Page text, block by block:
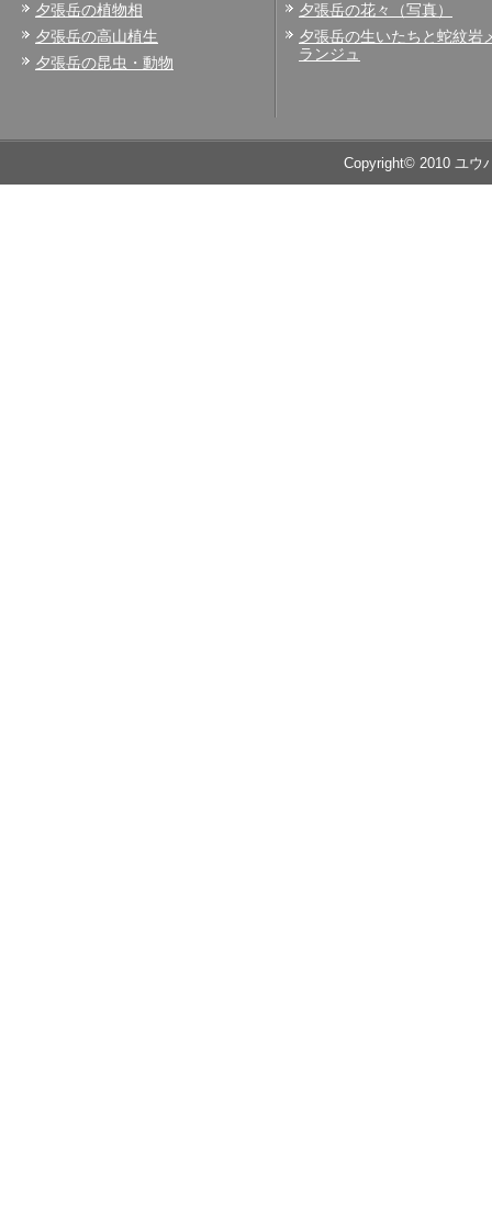
夕張岳の植物相
夕張岳の高山植生
夕張岳の昆虫・動物
夕張岳の花々（写真）
夕張岳の生いたちと蛇紋岩
ランジュ
Copyright© 2010 ユウ